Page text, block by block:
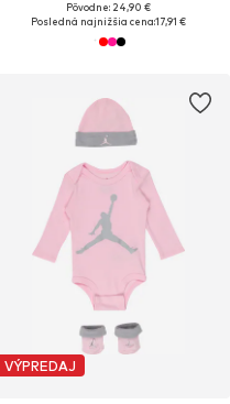
Pôvodne: 24,90 €
Posledná najnižšia cena:17,91 €
VÝPREDAJ